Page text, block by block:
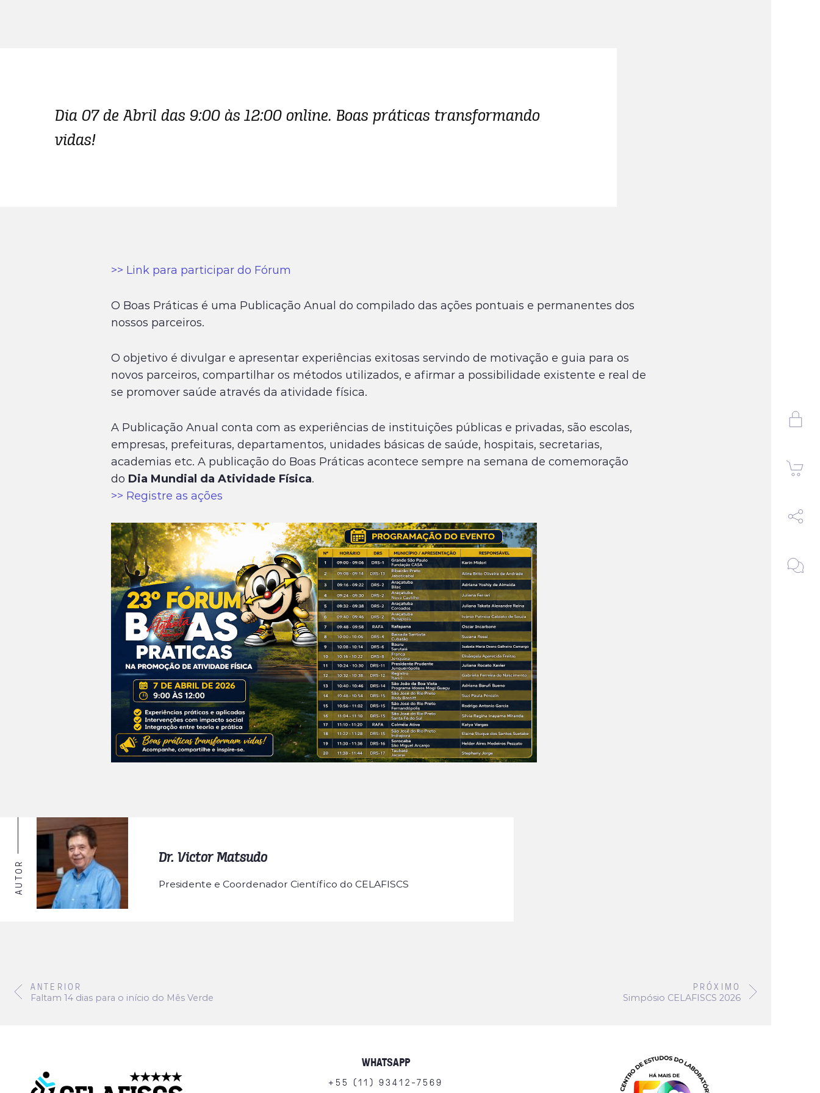
Dia 07 de Abril das 9:00 às 12:00 online. Boas práticas transformando
vidas!
>> Link para participar do Fórum
O Boas Práticas é uma Publicação Anual do compilado das ações pontuais e permanentes dos
nossos parceiros.
O objetivo é divulgar e apresentar experiências exitosas servindo de motivação e guia para os
novos parceiros, compartilhar os métodos utilizados, e afirmar a possibilidade existente e real de
se promover saúde através da atividade física.
A Publicação Anual conta com as experiências de instituições públicas e privadas, são escolas,
empresas, prefeituras, departamentos, unidades básicas de saúde, hospitais, secretarias,
academias etc. A publicação do Boas Práticas acontece sempre na semana de comemoração
do Dia Mundial da Atividade Física.
>> Registre as ações
AUTOR
Dr. Victor Matsudo
Presidente e Coordenador Científico do CELAFISCS
ANTERIOR
Faltam 14 dias para o início do Mês Verde
PRÓXIMO
Simpósio CELAFISCS 2026
WHATSAPP
+55 (11 ) 9341 2-7569